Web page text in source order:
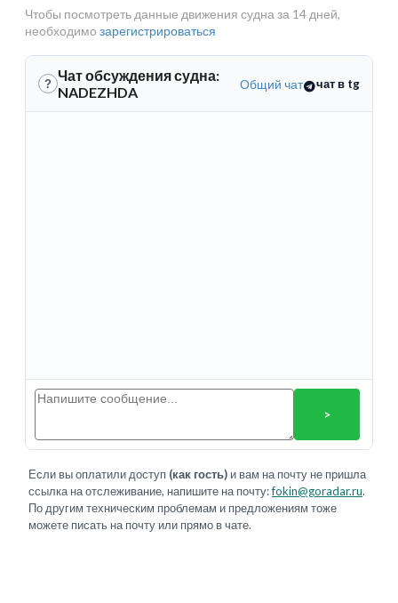
Чтобы посмотреть данные движения судна за 14 дней,
необходимо зарегистрироваться
? Чат обсуждения судна:
NADEZHDA
Общий чат чат в tg
>
Если вы оплатили доступ (как гость) и вам на почту не пришла
ссылка на отслеживание, напишите на почту:fokin@goradar.ru.
По другим техническим проблемам и предложениям тоже
можете писать на почту или прямо в чате.